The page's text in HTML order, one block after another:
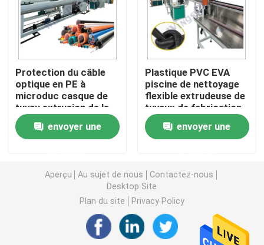
Machine d'extrudeuse de tuyau de PVC
Chaîne de production de tuyau de PPR
Machine d'extrudeuse de tuyau de PE
Machine ondulée d'extrudeuse de tuyau
Pp attachent la chaîne de production
Machine en plastique d'extrudeuse de feuille
Protection du câble
optique en PE à
microduc casque de
tuyau extrusion de la
ligne de fabrication de
la machine à vis unique
envoyer une
Plastique PVC EVA
piscine de nettoyage
flexible extrudeuse de
tuyaux de fabrication
de machine ligne de
productionenvoyer une
Aperçu Au sujet de nous
Contactez-nous
Desktop Site
Plan du site
Privacy Policy